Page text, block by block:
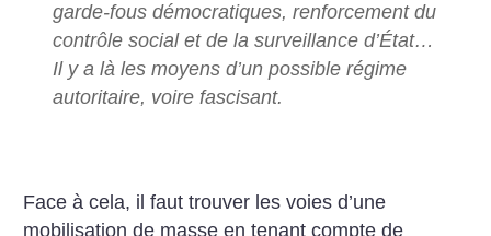
garde-fous démocratiques, renforcement du
contrôle social et de la surveillance d’État…
Il y a là les moyens d’un possible régime
autoritaire, voire fascisant.
Face à cela, il faut trouver les voies d’une
mobilisation de masse en tenant compte de